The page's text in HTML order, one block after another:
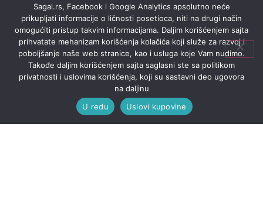
Sagal.rs, Facebook i Google Analytics apsolutno neće
prikupljati informacije o ličnosti posetioca, niti na drugi način
omogućiti pristup takvim informacijama. Daljim korišćenjem sajta
prihvatate mehanizam korišćenja kolačića koji služe za razvoj i
poboljšanje naše web stranice, kao i usluga koje Vam nudimo.
Takođe daljim korišćenjem sajta saglasni ste sa politikom
privatnosti i uslovima korišćenja, koji su sastavni deo ugovora
na daljinu
U redu
Uslovi kupovine